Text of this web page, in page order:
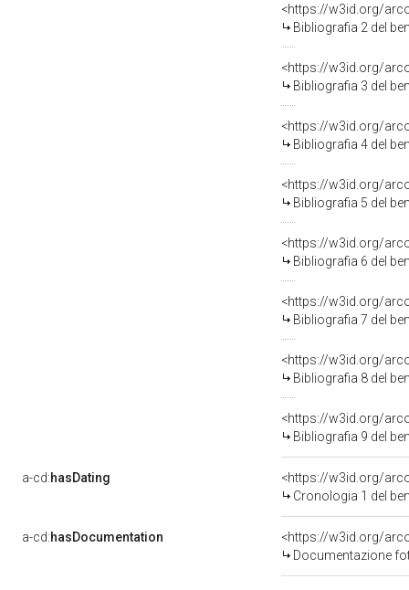
<https://w3id.org/
Bibliografia 2 del
<https://w3id.org/
Bibliografia 3 del
<https://w3id.org/
Bibliografia 4 del
<https://w3id.org/
Bibliografia 5 del
<https://w3id.org/
Bibliografia 6 del
<https://w3id.org/
Bibliografia 7 del
<https://w3id.org/
Bibliografia 8 del
<https://w3id.org/
Bibliografia 9 del
a-cd:hasDating
<https://w3id.org/
Cronologia 1 del
a-cd:hasDocumentation
Documentazione